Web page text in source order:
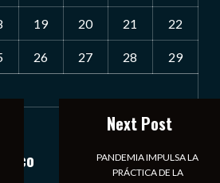
19 20 21 22
26 27 28 29
Next Post
PANDEMIA IMPULSA LA
PRÁCTICA DE LA